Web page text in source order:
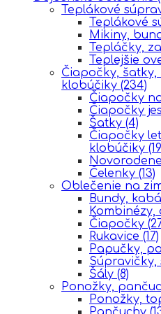
Teplákové
Teplákové
Mikiny,
Tepláčky,
Teplejšie
Čiapočky, šatky,
klobúčiky (234)
Čiapočky
Čiapočky
Šatky (4)
Čiapočky
klobúčiky
Čelenky (13)
Oblečenie na
Bundy,
Kombinézy,
Čiapočky
Rukavice (17)
Papučky,
Súpravičky,
Šály (8)
Ponožky,
Ponožky,